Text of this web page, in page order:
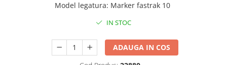
Model legatura: Marker fastrak 10
IN STOC
ADAUGA IN COS